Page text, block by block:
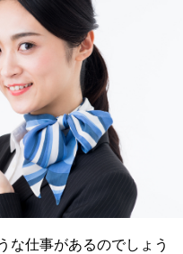
な仕事があるのでしょう